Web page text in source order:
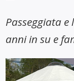
Passeggiata
anni in su e